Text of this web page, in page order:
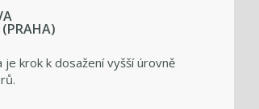
je krok k dosažení vyšší úrovně